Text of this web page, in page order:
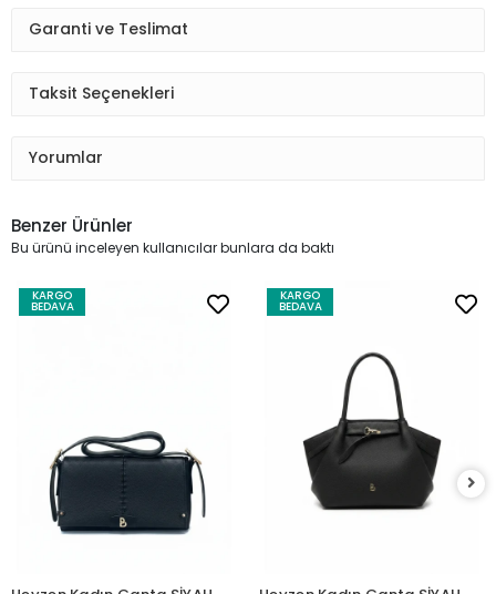
Garanti ve Teslimat
Taksit Seçenekleri
Yorumlar
Benzer Ürünler
Bu ürünü inceleyen kullanıcılar bunlara da baktı
KARGO
BEDAVA
KARGO
BEDAVA